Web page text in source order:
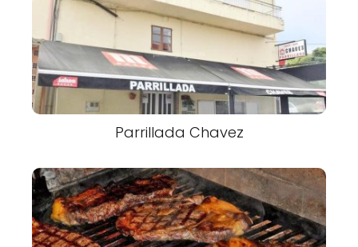
Parrillada Chavez